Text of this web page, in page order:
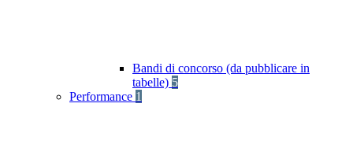
Bandi di concorso (da pubblicare in
tabelle) 5
Performance 1